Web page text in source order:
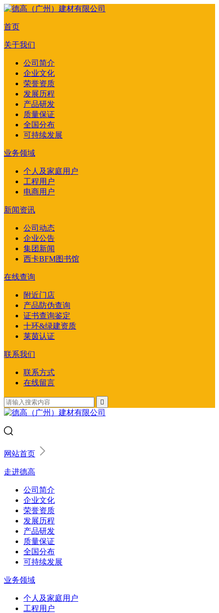
首页
关于我们
公司简介
企业文化
荣誉资质
发展历程
产品研发
质量保证
全国分布
可持续发展
业务领域
个人及家庭用户
工程用户
电商用户
新闻资讯
公司动态
企业公告
集团新闻
西卡BFM图书馆
在线查询
附近门店
产品防伪查询
证书查询鉴定
十环&绿建资质
莱茵认证
联系我们
联系方式
在线留言

网站首页
走进德高
公司简介
企业文化
荣誉资质
发展历程
产品研发
质量保证
全国分布
可持续发展
业务领域
个人及家庭用户
工程用户